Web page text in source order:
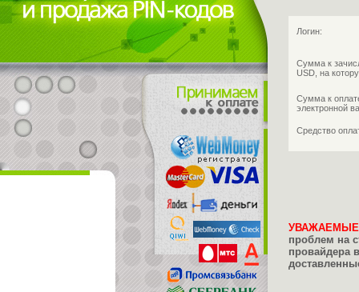
Логин:
Сумма к
USD, на
Сумма к
электронной
Средство
проблем на
провайдера